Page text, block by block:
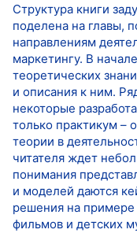
Структура книги
поделена на главы,
направлениям
маркетингу. В
теоретических
и описания к ним.
некоторые
только практикум –
теории в
читателя ждет
понимания
и моделей даются
решения на
фильмов и детских